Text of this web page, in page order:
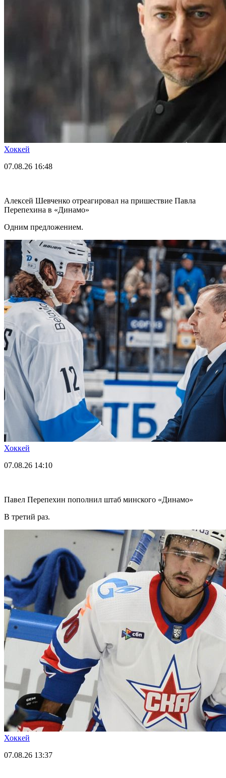
Хоккей
07.08.26 16:48
Алексей Шевченко отреагировал на пришествие Павла
Перепехина в «Динамо»
Одним предложением.
Хоккей
07.08.26 14:10
Павел Перепехин пополнил штаб минского «Динамо»
В третий раз.
Хоккей
07.08.26 13:37